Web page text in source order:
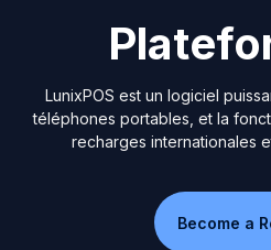
LunixPOS est un logiciel
téléphones portables, et la
recharges internationales
Become a